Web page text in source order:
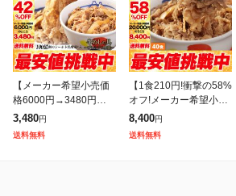
【メーカー希望小売価
格6000円→3480円】
松屋 乳酸菌入り牛めし
の具(プレミアム仕様)1
3,480円
送料無料
【1食210円!衝撃の58%
オフ!メーカー希望小売
価格20,000円→8,400
円】 松屋 新牛めしの具
8,400円
送料無料